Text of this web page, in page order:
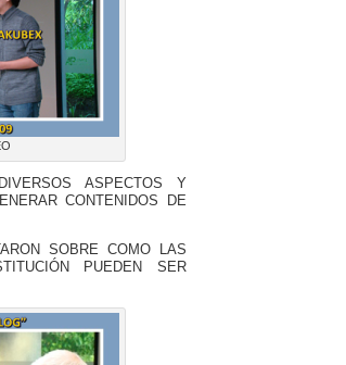
ASPECTOS Y
CONTENIDOS DE
SOBRE COMO LAS
PUEDEN SER